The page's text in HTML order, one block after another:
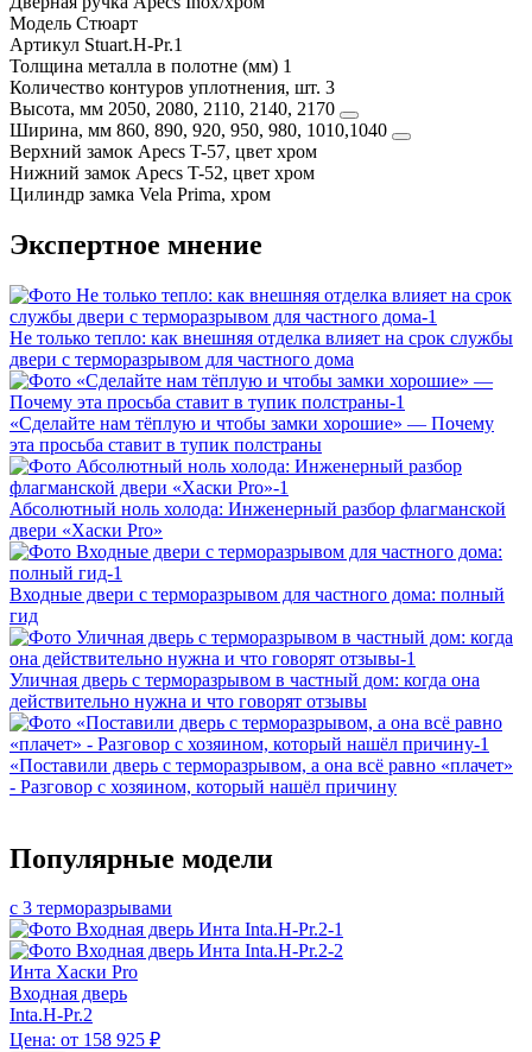
Модель Стюарт
Артикул Stuart.H-Pr.1
Толщина металла в полотне (мм) 1
Количество контуров уплотнения, шт. 3
Высота, мм 2050, 2080, 2110, 2140, 2170
Ширина, мм 860, 890, 920, 950, 980, 1010,1040
Верхний замок Apecs T-57, цвет хром
Нижний замок Apecs T-52, цвет хром
Цилиндр замка Vela Prima, хром
Экспертное мнение
Не только тепло: как внешняя отделка влияет на срок службы
двери с терморазрывом для частного дома
«Сделайте нам тёплую и чтобы замки хорошие» — Почему
эта просьба ставит в тупик полстраны
Абсолютный ноль холода: Инженерный разбор флагманской
двери «Хаски Pro»
Входные двери с терморазрывом для частного дома: полный
гид
Уличная дверь с терморазрывом в частный дом: когда она
действительно нужна и что говорят отзывы
«Поставили дверь с терморазрывом, а она всё равно «плачет»
- Разговор с хозяином, который нашёл причину
Популярные модели
с 3 терморазрывами
Инта Хаски Pro
Входная дверь
Inta.H-Pr.2
Цена: от 158 925 ₽